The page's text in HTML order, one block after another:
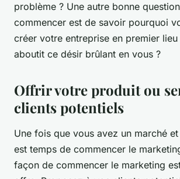
problème ? Une autre bonne
commencer est de savoir pourquoi
créer votre entreprise en premier lieu
aboutit ce désir brûlant en vous ?
Offrir votre produit ou
clients potentiels
Une fois que vous avez un marché
est temps de commencer le
façon de commencer le marketing